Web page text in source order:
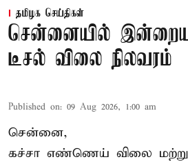
தமிழக செய்திகள்
சென்னையில்
டீசல் விலை நிலவரம்
Published on: 09 Aug 2026, 1:00 am
சென்னை,
கச்சா எண்ணெய் விலை